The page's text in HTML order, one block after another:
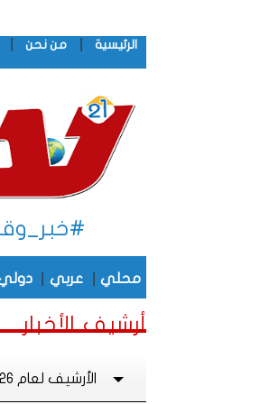
الرئيسية من نحن
محلي عربي
أرشيف الأخبار
الأرشيف لعام 2026م